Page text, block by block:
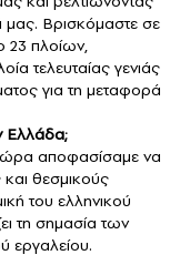
μας. Βρισκόμαστε σε
23 πλοίων,
τελευταίας γενιάς
για τη μεταφορά
Ελλάδα;
αποφασίσαμε να
θεσμικούς
του ελληνικού
τη σημασία των
εργαλείου.